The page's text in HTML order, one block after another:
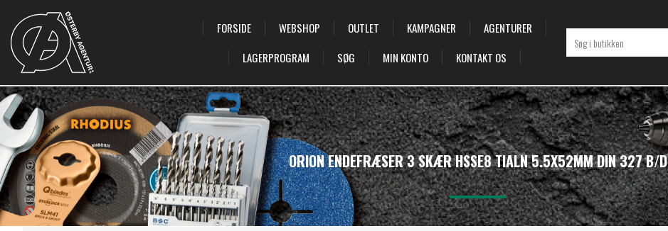
FORSIDE WEBSHOP OUTLET KAMPAGNER
AGENTURER
LAGERPROGRAM
SØG MIN KONTO KONTAKT OS
ORION ENDEFRÆSER 3 SKÆR HSSE8 TIALN 5.5X52MM DIN 327 B/D